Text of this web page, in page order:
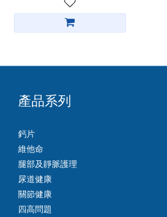
產品系列
鈣片
維他命
腿部及靜脈護理
尿道健康
關節健康
四高問題